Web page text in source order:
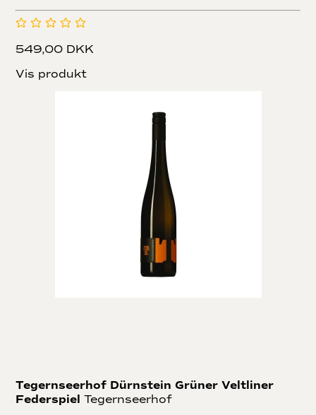
549,00 DKK
Vis produkt
Tegernseerhof Dürnstein Grüner Veltliner
Federspiel Tegernseerhof